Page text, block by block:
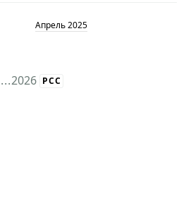
Апрель 2025
...2026 РСС